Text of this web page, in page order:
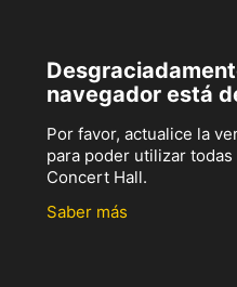
navegador está
Por favor, actualice la
para poder utilizar
Concert Hall.
Saber más